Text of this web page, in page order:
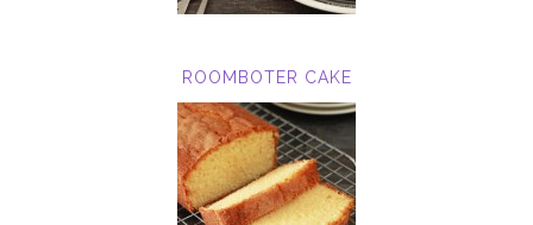
ROOMBOTER CAKE